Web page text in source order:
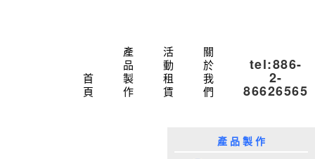
首
頁
產
品
製
作
活
動
租
賃
關
於
我
們
tel:886-
2-
86626565
產 品 製 作